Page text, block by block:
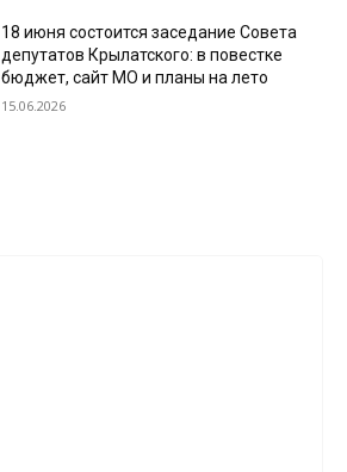
18 июня состоится заседание Совета
депутатов Крылатского: в повестке
бюджет, сайт МО и планы на лето
15.06.2026